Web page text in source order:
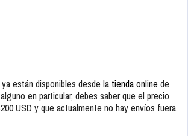
están disponibles desde la tienda online de
en particular, debes saber que el precio
USD y que actualmente no hay envíos fuera